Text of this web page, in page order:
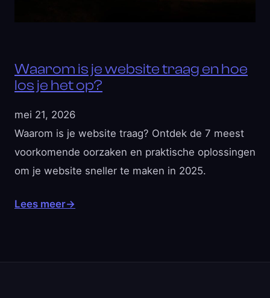
Waarom is je website traag en hoe
los je het op?
mei 21, 2026
Waarom is je website traag? Ontdek de 7 meest
voorkomende oorzaken en praktische oplossingen
om je website sneller te maken in 2025.
Lees meer→